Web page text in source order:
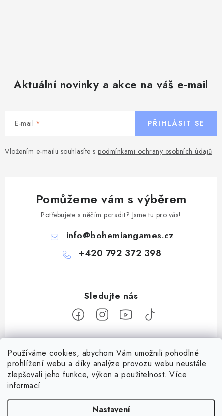
Používáme cookies, abychom Vám umožnili pohodlné
prohlížení webu a díky analýze provozu webu neustále
zlepšovali jeho funkce, výkon a použitelnost. Více
informací
Nastavení
Aktuální novinky a akce na váš e-mail
E-mail
Vložením e-mailu souhlasíte s podmínkami ochrany osobních údajů
PŘIHLÁSIT SE
Pomůžeme vám s výběrem
Potřebujete s něčím poradit? Jsme tu pro vás!
info@bohemiangames.cz
+420 792 372 398
Z
Informace pro vás
Obchodní podmínky
Doprava a platba
Facebook